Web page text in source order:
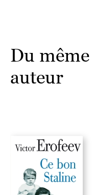
Du même
auteur